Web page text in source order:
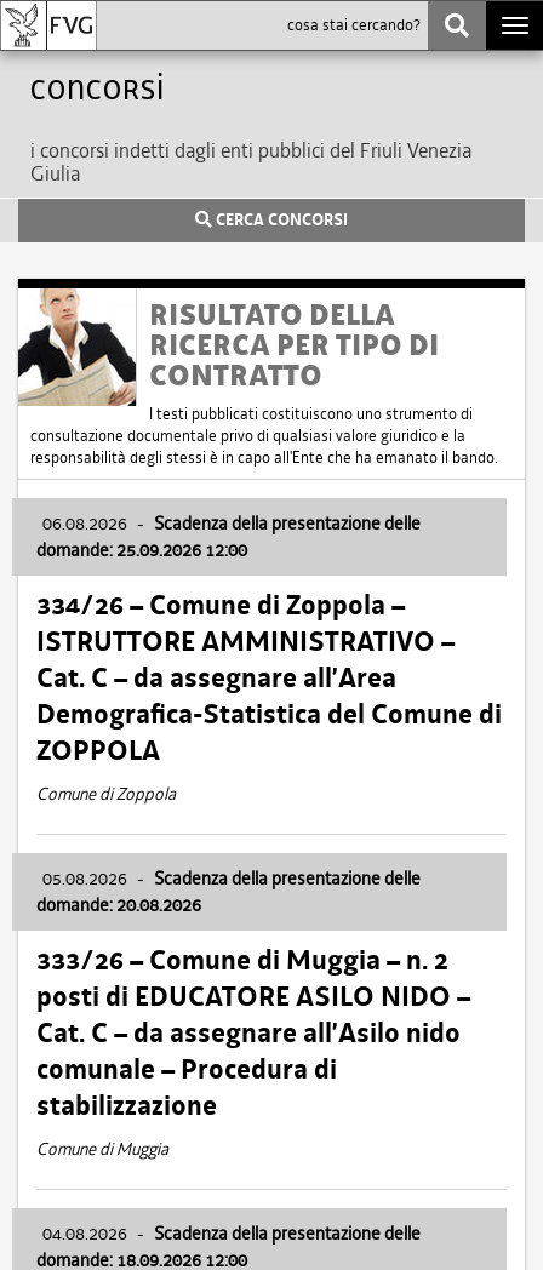
Concorsi
i concorsi indetti dagli enti pubblici del Friuli Venezia
Giulia
CERCA CONCORSI
RISULTATO DELLA
RICERCA PER TIPO DI
CONTRATTO
I testi pubblicati costituiscono uno strumento di
consultazione documentale privo di qualsiasi valore giuridico e la
responsabilità degli stessi è in capo all'Ente che ha emanato il bando.
06.08.2026 - Scadenza della presentazione delle
domande: 25.09.2026 12:00
334/26 – Comune di Zoppola –
ISTRUTTORE AMMINISTRATIVO –
Cat. C – da assegnare all’Area
Demografica-Statistica del Comune di
ZOPPOLA
Comune di Zoppola
05.08.2026 - Scadenza della presentazione delle
domande: 20.08.2026
333/26 – Comune di Muggia – n. 2
posti di EDUCATORE ASILO NIDO –
Cat. C – da assegnare all’Asilo nido
comunale – Procedura di
stabilizzazione
Comune di Muggia
04.08.2026 - Scadenza della presentazione delle
domande: 18.09.2026 12:00